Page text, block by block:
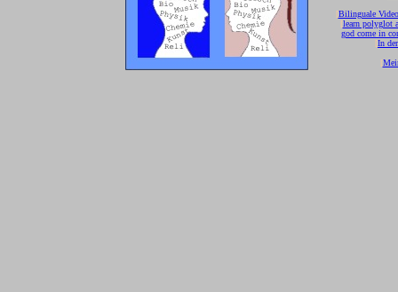
[Bilinguale
[learn polyglot
god come in
[In
[